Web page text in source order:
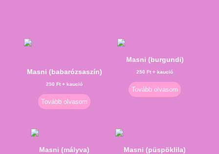
Masni (babarózsaszín)
250 Ft + kaució
Tovább olvasom
Masni (burgundi)
250 Ft + kaució
Tovább olvasom
Masni (mályva) Masni (püspöklila)